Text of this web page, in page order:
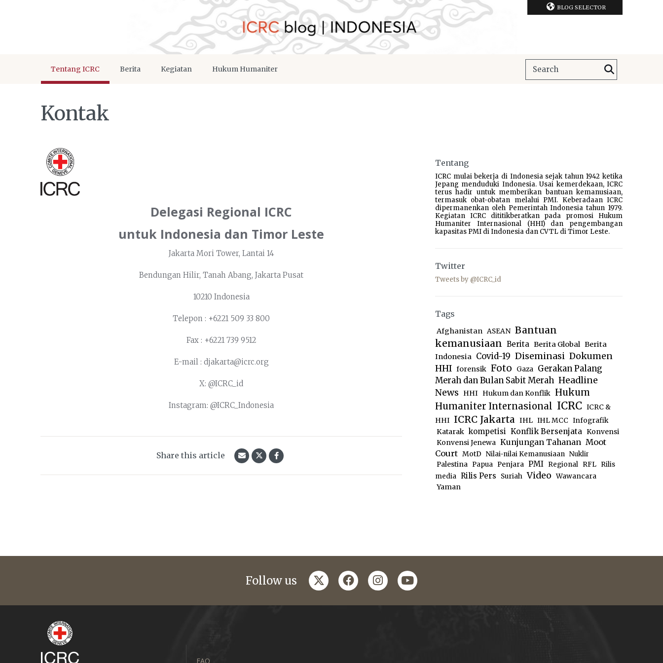
BLOG SELECTOR
Tentang ICRC Berita Kegiatan Hukum Humaniter
Kontak
Delegasi Regional ICRC
untuk Indonesia dan Timor Leste
Jakarta Mori Tower, Lantai 14
Bendungan Hilir, Tanah Abang, Jakarta Pusat
10210 Indonesia
Telepon : +6221 509 33 800
Fax : +6221 739 9512
E-mail : djakarta@icrc.org
X: @ICRC_id
Instagram: @ICRC_Indonesia
Share this article
Tentang
ICRC mulai bekerja di Indonesia sejak tahun 1942 ketika
Jepang menduduki Indonesia. Usai kemerdekaan, ICRC
terus hadir untuk memberikan bantuan kemanusiaan,
termasuk obat-obatan melalui PMI. Keberadaan ICRC
dipermanenkan oleh Pemerintah Indonesia tahun 1979.
Kegiatan ICRC dititikberatkan pada promosi Hukum
Humaniter Internasional (HHI) dan pengembangan
kapasitas PMI di Indonesia dan CVTL di Timor Leste.
Twitter
Tweets by @ICRC_id
Tags
Afghanistan ASEAN Bantuan
kemanusiaan Berita Berita Global Berita
Indonesia Covid-19 Diseminasi Dokumen
HHI forensik Foto Gaza Gerakan Palang
Merah dan Bulan Sabit Merah Headline
News
HHI Hukum dan Konflik Hukum
Humaniter Internasional ICRC ICRC &
HHI ICRC Jakarta IHL IHL MCC Infografik
Katarak kompetisi Konflik Bersenjata Konvensi
Konvensi Jenewa Kunjungan Tahanan Moot
Court MotD Nilai-nilai Kemanusiaan Nuklir
Palestina
Papua Penjara PMI Regional RFL
Rilis
media Rilis Pers Suriah Video Wawancara
Yaman
Follow us twitterfacebookinstagram
youtube
FAQ